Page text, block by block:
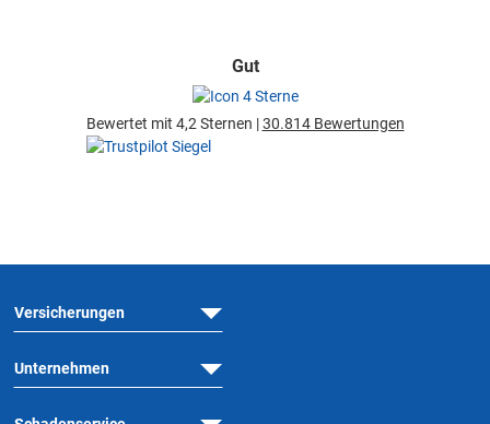
Gut
Bewertet mit 4,2 Sternen |30.814 Bewertungen
Versicherungen
Unternehmen